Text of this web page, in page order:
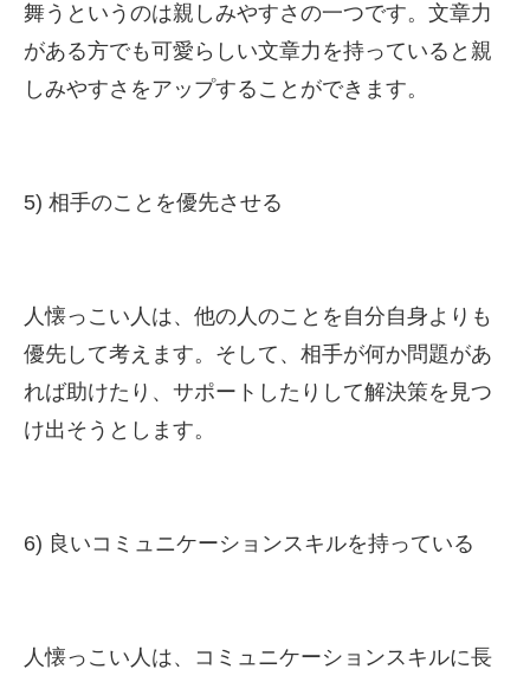
舞うというのは親しみやすさの一つです。文章力
がある方でも可愛らしい文章力を持っていると親
しみやすさをアップすることができます。
5) 相手のことを優先させる
人懐っこい人は、他の人のことを自分自身よりも
優先して考えます。そして、相手が何か問題があ
れば助けたり、サポートしたりして解決策を見つ
け出そうとします。
6) 良いコミュニケーションスキルを持っている
人懐っこい人は、コミュニケーションスキルに長